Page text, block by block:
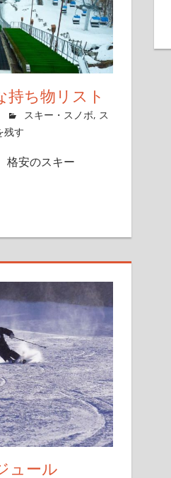
持ち物リスト
スキー・スノボ, ス
残す
格安のスキー
ュール